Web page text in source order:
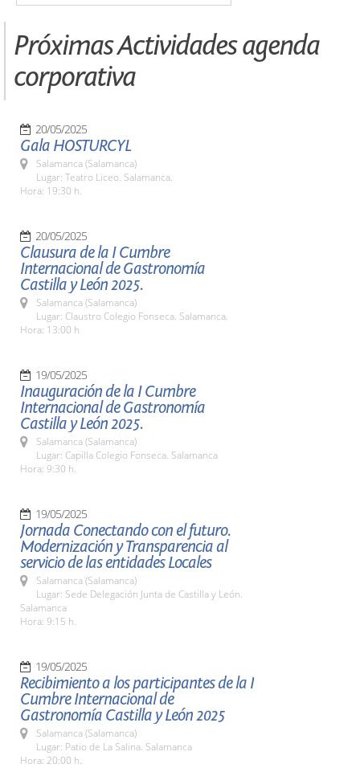
Próximas Actividades agenda
corporativa
20/05/2025
Gala HOSTURCYL
Salamanca (Salamanca)
Lugar: Teatro Liceo. Salamanca.
Hora: 19:30 h.
20/05/2025
Clausura de la I Cumbre
Internacional de Gastronomía
Castilla y León 2025.
Salamanca (Salamanca)
Lugar: Claustro Colegio Fonseca. Salamanca.
Hora: 13:00 h
19/05/2025
Inauguración de la I Cumbre
Internacional de Gastronomía
Castilla y León 2025.
Salamanca (Salamanca)
Lugar: Capilla Colegio Fonseca. Salamanca
Hora: 9:30 h.
19/05/2025
Jornada Conectando con el futuro.
Modernización y Transparencia al
servicio de las entidades Locales
Salamanca (Salamanca)
Lugar: Sede Delegación Junta de Castilla y León.
Salamanca
Hora: 9:15 h.
19/05/2025
Recibimiento a los participantes de la I
Cumbre Internacional de
Gastronomía Castilla y León 2025
Salamanca (Salamanca)
Lugar: Patio de La Salina. Salamanca
Hora: 20:00 h.